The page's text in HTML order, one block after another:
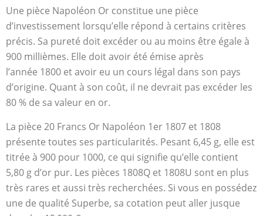
Une pièce Napoléon Or constitue une pièce
d’investissement lorsqu’elle répond à certains critères
précis. Sa pureté doit excéder ou au moins être égale à
900 millièmes. Elle doit avoir été émise après
l’année 1800 et avoir eu un cours légal dans son pays
d’origine. Quant à son coût, il ne devrait pas excéder les
80 % de sa valeur en or.
La pièce 20 Francs Or Napoléon 1er 1807 et 1808
présente toutes ses particularités. Pesant 6,45 g, elle est
titrée à 900 pour 1000, ce qui signifie qu’elle contient
5,80 g d’or pur. Les pièces 1808Q et 1808U sont en plus
très rares et aussi très recherchées. Si vous en possédez
une de qualité Superbe, sa cotation peut aller jusque